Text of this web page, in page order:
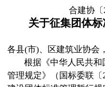
合建协〔
关于征集团体
各县(市)、区建筑业协会
根据《中华人民共和
管理规定》（国标委联